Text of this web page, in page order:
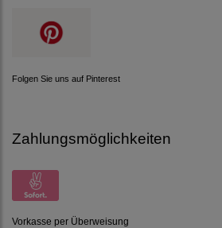
Folgen Sie uns auf Pinterest
Zahlungsmöglichkeiten
Vorkasse per Überweisung